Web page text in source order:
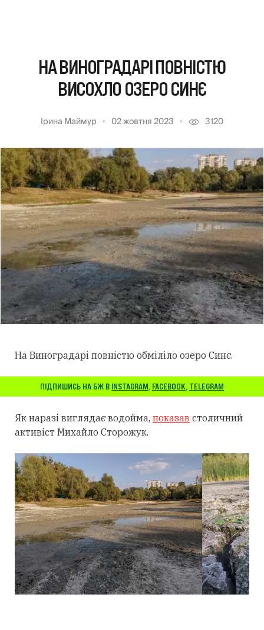
НА ВИНОГРАДАРІ ПОВНІСТЮ
ВИСОХЛО ОЗЕРО СИНЄ
Ірина Маймур 02 жовтня 2023 3120
На Виноградарі повністю обміліло озеро Синє.
ПІДПИШИСЬ НА БЖ В INSTAGRAM, FACEBOOK, TELEGRAM
Як наразі виглядає водойма, показав столичний
активіст Михайло Сторожук.